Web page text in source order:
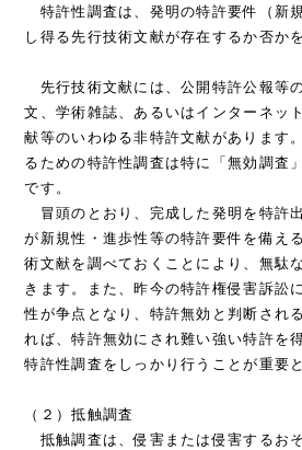
特許性調査は、発明の特許要件（新
し得る先行技術文献が存在するか否か
先行技術文献には、公開特許公報等
文、学術雑誌、あるいはインターネッ
献等のいわゆる非特許文献があります
るための特許性調査は特に「無効調査
です。
冒頭のとおり、完成した発明を特許
が新規性・進歩性等の特許要件を備え
術文献を調べておくことにより、無駄
きます。また、昨今の特許権侵害訴訟
性が争点となり、特許無効と判断され
れば、特許無効にされ難い強い特許を
特許性調査をしっかり行うことが重要
（２）抵触調査
抵触調査は、侵害または侵害するお